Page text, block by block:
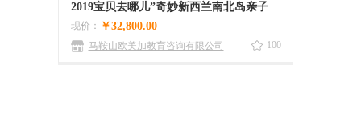
2019宝贝去哪儿”奇妙新西兰南北岛亲子探索两周游学课堂
现价： ￥32,800.00
马鞍山欧美加教育咨询有限公司 100